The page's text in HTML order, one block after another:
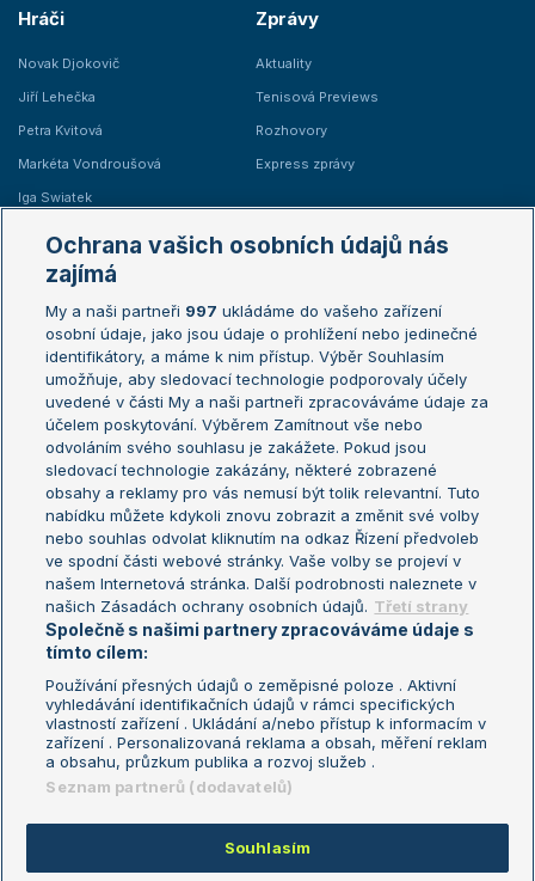
Hráči
Novak Djokovič
Jiří Lehečka
Petra Kvitová
Markéta Vondroušová
Iga Swiatek
Zprávy
Aktuality
Tenisová Previews
Rozhovory
Express zprávy
Žebříčky
Žebříček ATP (muži)
Žebříček WTA (ženy)
Sázkařský žebříček
Australian Open
French Open
Wimbledon
US Open
Turnaj mistrů
Turnaj mistryň
Aktualní trendy
Fotbalové přestupy
Livesport Daily
LS Prague Open
Podmínky užití
Nastavení soukromí
GDPR a žurnalistika
Reklama
Kontakt
Informace o zpracování osobních
údajů
Copyright © 2008-2026 TenisPortal.cz. Využíváme zpravodajství ČTK.
Ochrana vašich osobních údajů nás
zajímá
My a naši partneři 997 ukládáme do vašeho zařízení
osobní údaje, jako jsou údaje o prohlížení nebo jedinečné
identifikátory, a máme k nim přístup. Výběr Souhlasím
umožňuje, aby sledovací technologie podporovaly účely
uvedené v části My a naši partneři zpracováváme údaje za
účelem poskytování. Výběrem Zamítnout vše nebo
odvoláním svého souhlasu je zakážete. Pokud jsou
sledovací technologie zakázány, některé zobrazené
obsahy a reklamy pro vás nemusí být tolik relevantní. Tuto
nabídku můžete kdykoli znovu zobrazit a změnit své volby
nebo souhlas odvolat kliknutím na odkaz Řízení předvoleb
ve spodní části webové stránky. Vaše volby se projeví v
našem Internetová stránka. Další podrobnosti naleznete v
našich Zásadách ochrany osobních údajů. Třetí strany
Společně s našimi partnery zpracováváme údaje s
tímto cílem:
Používání přesných údajů o zeměpisné poloze . Aktivní
vyhledávání identifikačních údajů v rámci specifických
vlastností zařízení . Ukládání a/nebo přístup k informacím v
zařízení . Personalizovaná reklama a obsah, měření reklam
a obsahu, průzkum publika a rozvoj služeb .
Seznam partnerů (dodavatelů)
Souhlasím